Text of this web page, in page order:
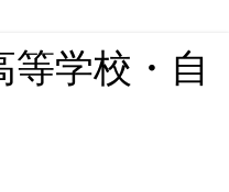
等学校・自